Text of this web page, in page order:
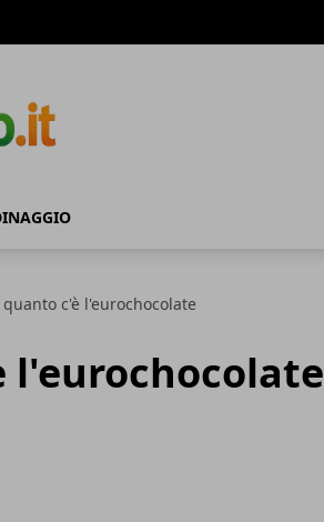
c'è l'eurochocolate
l'eurochocolate